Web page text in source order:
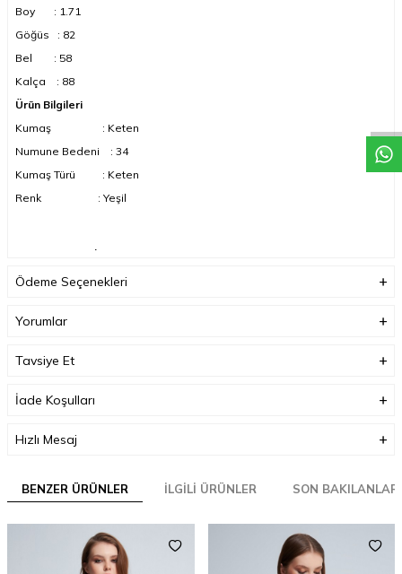
Boy : 1.71
Göğüs : 82
Bel : 58
Kalça : 88
Ürün Bilgileri
Kumaş : Keten
Numune Bedeni : 34
Kumaş Türü : Keten
Renk : Yeşil
Ödeme Seçenekleri
Yorumlar
Tavsiye Et
İade Koşulları
Hızlı Mesaj
BENZER ÜRÜNLER İLGILI ÜRÜNLER SON BAKILANLAR